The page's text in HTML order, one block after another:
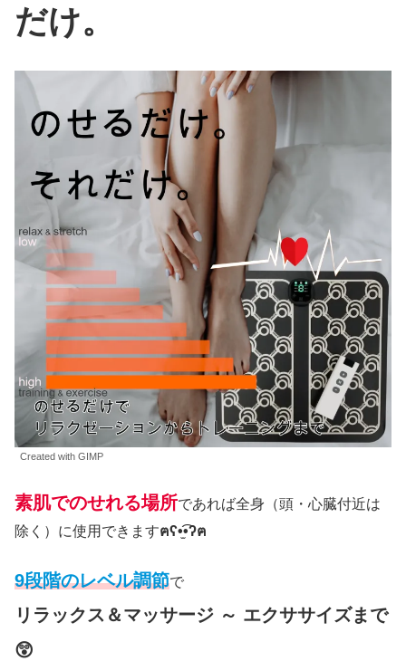
だけ。
Created with GIMP
素肌でのせれる場所であれば全身（頭・心臓付近は
除く）に使用できますฅʕ•̫͡•ʔฅ
9段階のレベル調節で
リラックス＆マッサージ ～ エクササイズまで
😲